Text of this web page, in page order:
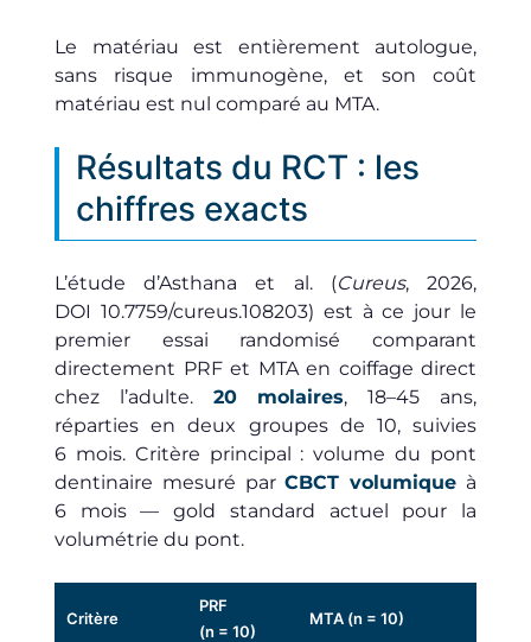
Le matériau est entièrement autologue,
sans risque immunogène, et son coût
matériau est nul comparé au MTA.
Résultats du RCT : les
chiffres exacts
L’étude d’Asthana et al. (Cureus, 2026,
DOI 10.7759/cureus.108203) est à ce jour le
premier essai randomisé comparant
directement PRF et MTA en coiffage direct
chez l’adulte. 20 molaires, 18–45 ans,
réparties en deux groupes de 10, suivies
6 mois. Critère principal : volume du pont
dentinaire mesuré parCBCT volumique à
6 mois — gold standard actuel pour la
volumétrie du pont.
Critère
PRF
(n = 10)
MTA (n = 10)